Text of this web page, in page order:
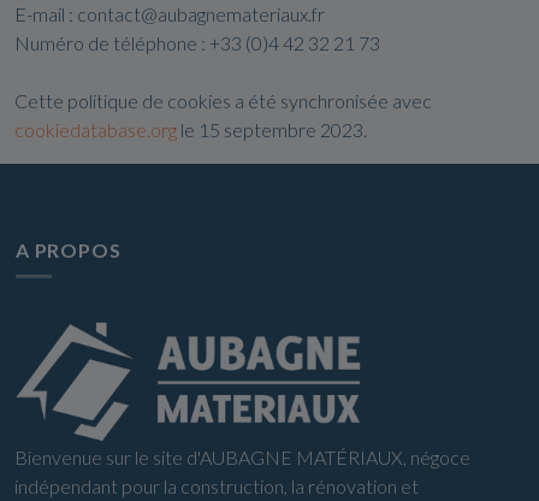
E-mail : contact@aubagnemateriaux.fr
Numéro de téléphone : +33 (0)4 42 32 21 73
Cette politique de cookies a été synchronisée avec
cookiedatabase.org le 15 septembre 2023.
A PROPOS
Bienvenue sur le site d'AUBAGNE MATÉRIAUX, négoce
indépendant pour la construction, la rénovation et